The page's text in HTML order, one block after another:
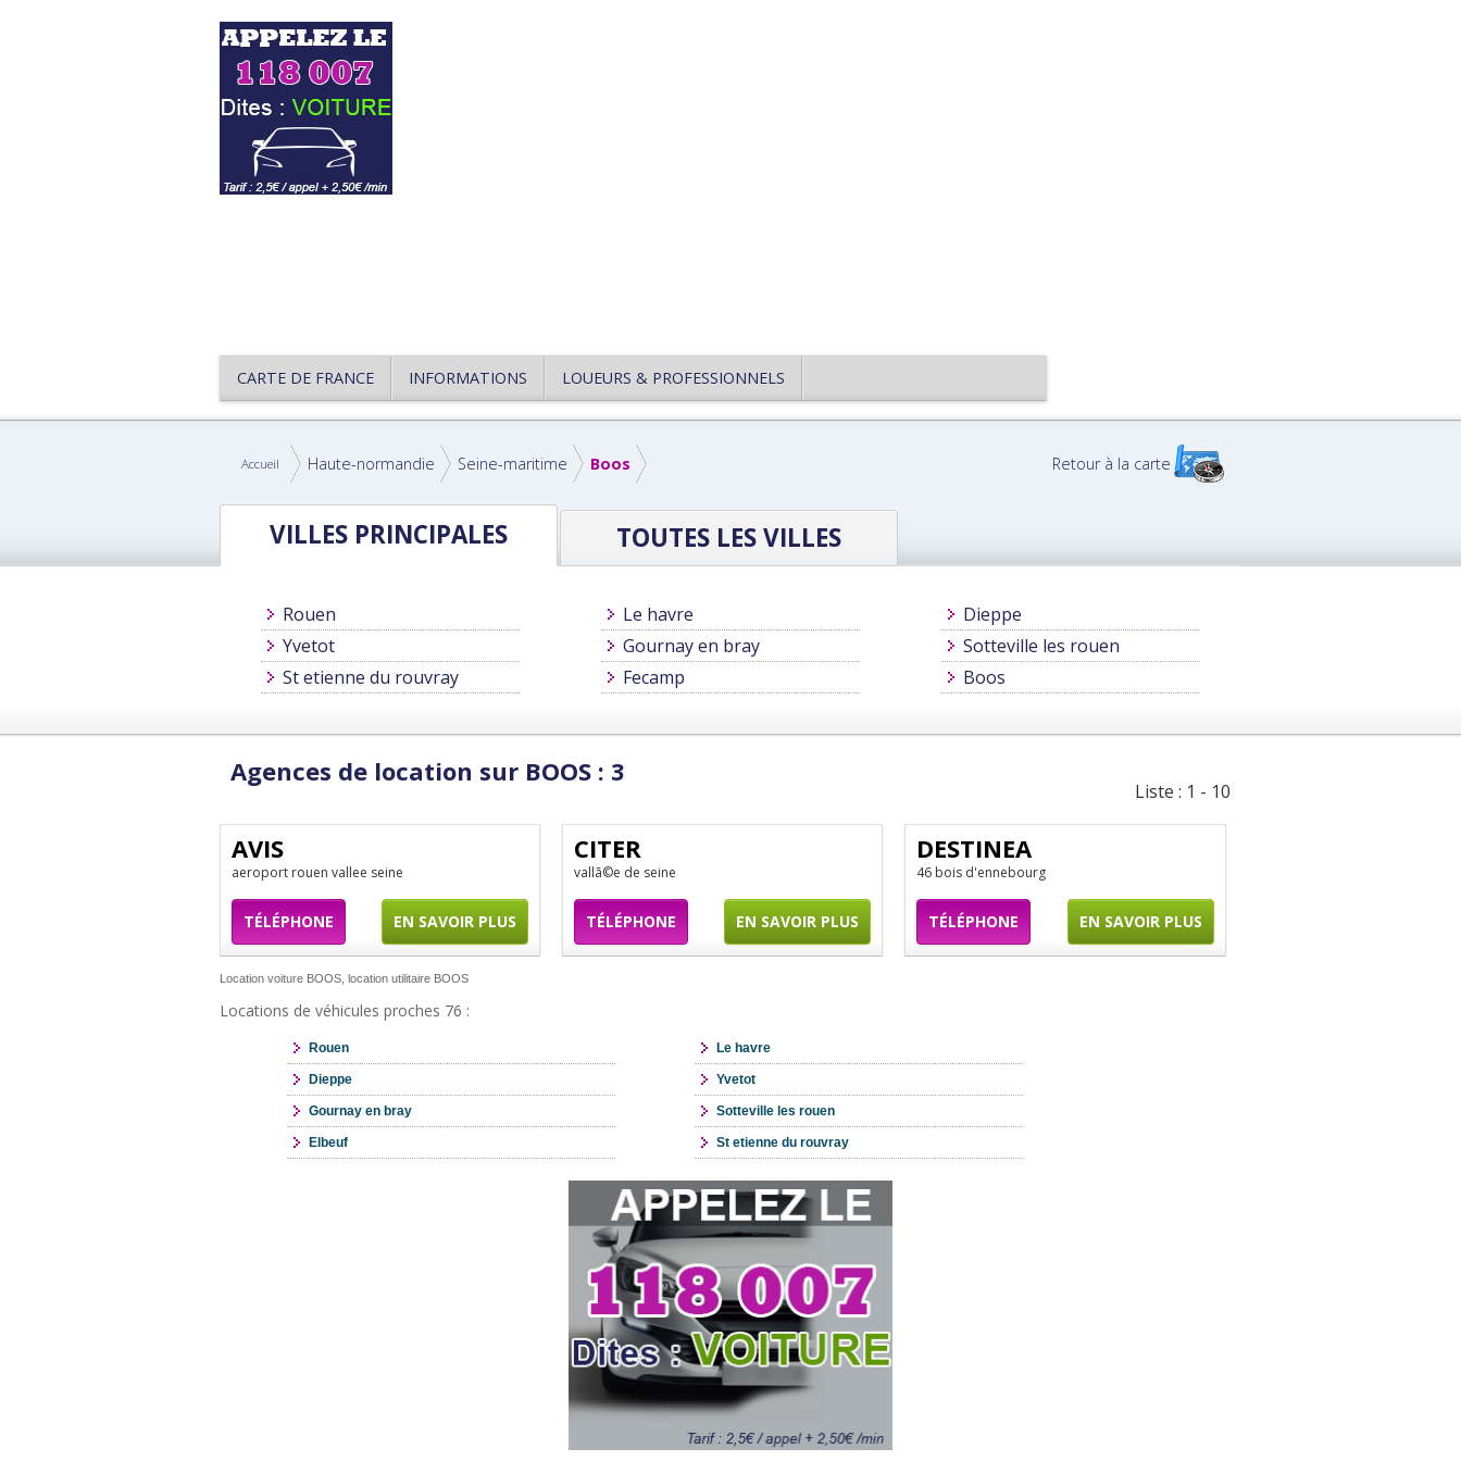
CARTE DE FRANCE INFORMATIONS LOUEURS & PROFESSIONNELS
Accueil Haute-normandie Seine-maritime Boos Retour à la carte
VILLES PRINCIPALES TOUTES LES VILLES
Rouen Le havre
Dieppe
Yvetot
Gournay en bray
Sotteville les rouen
St etienne du rouvray
Fecamp Boos
Agences de location sur BOOS : 3
Liste : 1 - 10
AVIS
aeroport rouen vallee seine
TÉLÉPHONE EN SAVOIR PLUS
CITER
vallã©e de seine
TÉLÉPHONE EN SAVOIR PLUS
DESTINEA
46 bois d'ennebourg
TÉLÉPHONE EN SAVOIR PLUS
Location voiture BOOS, location utilitaire BOOS
Locations de véhicules proches 76 :
Rouen Le havre
Dieppe Yvetot
Gournay en bray Sotteville les rouen
Elbeuf St etienne du rouvray